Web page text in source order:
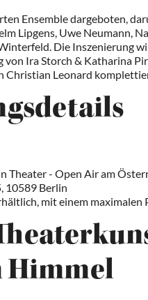
Ensemble dargeboten,
Lipgens, Uwe Neumann,
Die Inszenierung
Ira Storch & Katharina
Christian Leonard
Theater - Open Air am
10589 Berlin
mit einem maximalen
Himmel